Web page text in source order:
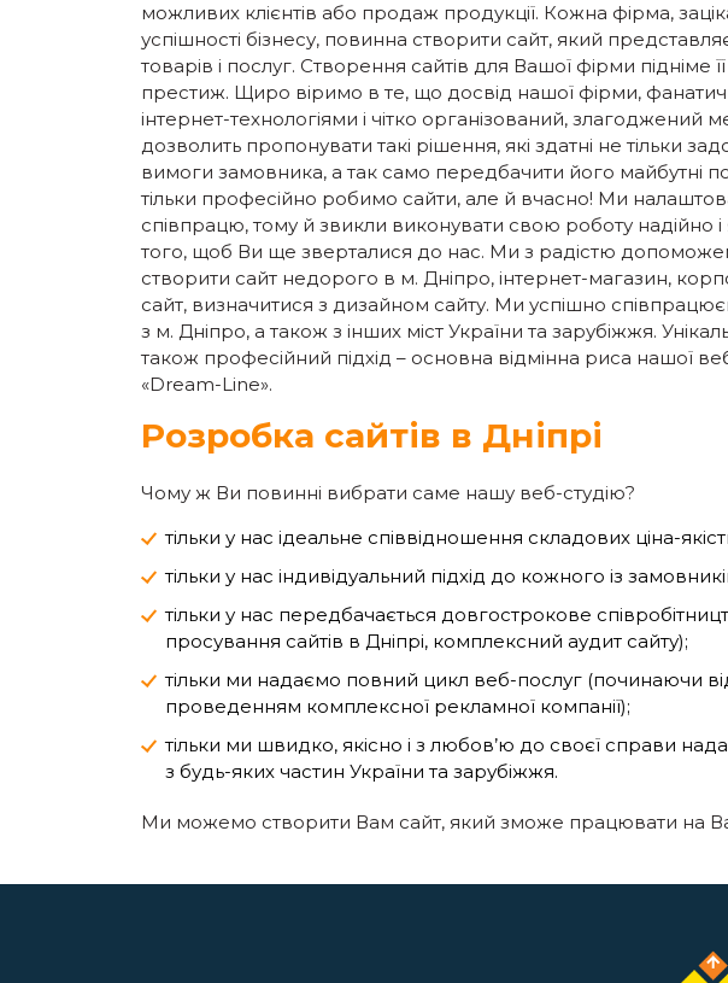
можливих клієнтів або продаж продукції. Кожна фірма,
успішності бізнесу, повинна створити сайт, який
товарів і послуг. Створення сайтів для Вашої фірми підніме
престиж. Щиро віримо в те, що досвід нашої фірми,
інтернет-технологіями і чітко організований, злагоджений
дозволить пропонувати такі рішення, які здатні не тільки
вимоги замовника, а так само передбачити його майбутні
тільки професійно робимо сайти, але й вчасно! Ми
співпрацю, тому й звикли виконувати свою роботу надійно і
того, щоб Ви ще зверталися до нас. Ми з радістю
створити сайт недорого в м. Дніпро, інтернет-магазин,
сайт, визначитися з дизайном сайту. Ми успішно
з м. Дніпро, а також з інших міст України та зарубіжжя.
також професійний підхід – основна відмінна риса нашої
«Dream-Line».
Розробка сайтів в Дніпрі
Чому ж Ви повинні вибрати саме нашу веб-студію?
тільки у нас ідеальне співвідношення складових ціна-
тільки у нас індивідуальний підхід до кожного із
тільки у нас передбачається довгострокове
просування сайтів в Дніпрі, комплексний аудит сайту);
тільки ми надаємо повний цикл веб-послуг (починаючи
проведенням комплексної рекламної компанії);
тільки ми швидко, якісно і з любов’ю до своєї справи
з будь-яких частин України та зарубіжжя.
Ми можемо створити Вам сайт, який зможе працювати на